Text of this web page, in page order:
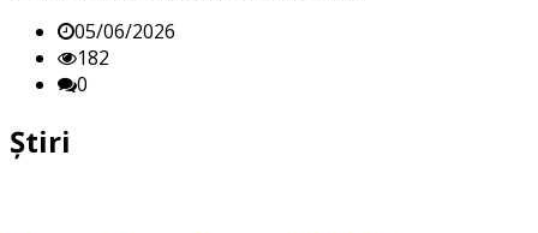
05/06/2026
182
0
Știri